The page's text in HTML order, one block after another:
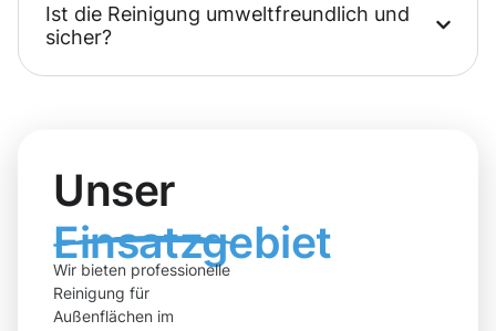
Ist die Reinigung umweltfreundlich und
sicher?
Unser
Einsatzgebiet
Wir bieten professionelle
Reinigung für
Außenflächen im